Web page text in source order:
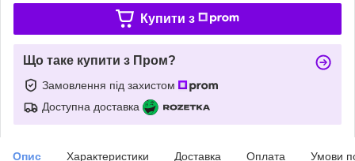
Купити з
Що таке купити з Пром?
Замовлення під захистом
Доступна доставка
Опис Характеристики Доставка Оплата Умови